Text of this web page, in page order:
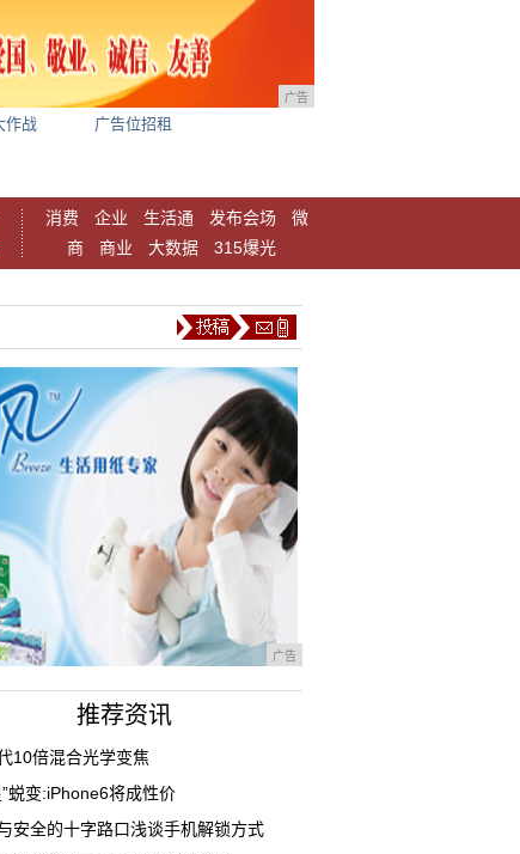
广告
作战 广告位招租
消费 企业 生活通 发布会场
微
商
商业 大数据 315爆光
广告
推荐资讯
10倍混合光学变焦
”蜕变:iPhone6将成性价
安全的十字路口浅谈手机解锁方式